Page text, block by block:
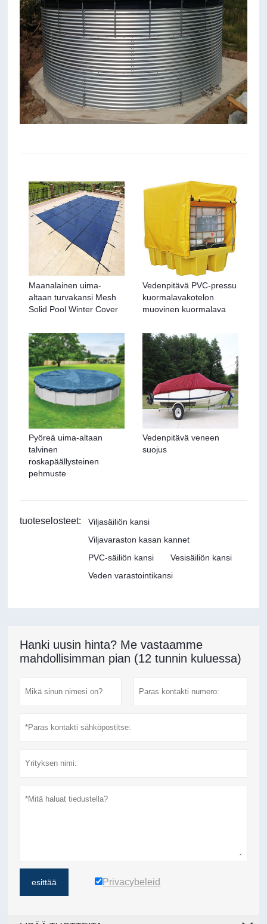
Maanalainen uima-
altaan turvakansi Mesh
Solid Pool Winter Cover
Vedenpitävä PVC-pressu
kuormalavakotelon
muovinen kuormalava
Pyöreä uima-altaan
talvinen
roskapäällysteinen
pehmuste
Vedenpitävä veneen
suojus
tuoteselosteet:
Viljasäiliön kansi
Viljavaraston kasan kannet
PVC-säiliön kansi
Vesisäiliön kansi
Veden varastointikansi
Hanki uusin hinta? Me vastaamme
mahdollisimman pian (12 tunnin kuluessa)
esittää Privacybeleid